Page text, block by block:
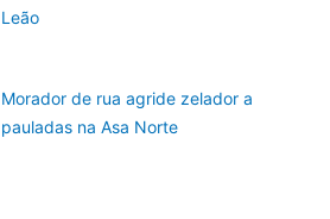
Leão
Morador de rua agride zelador a
pauladas na Asa Norte